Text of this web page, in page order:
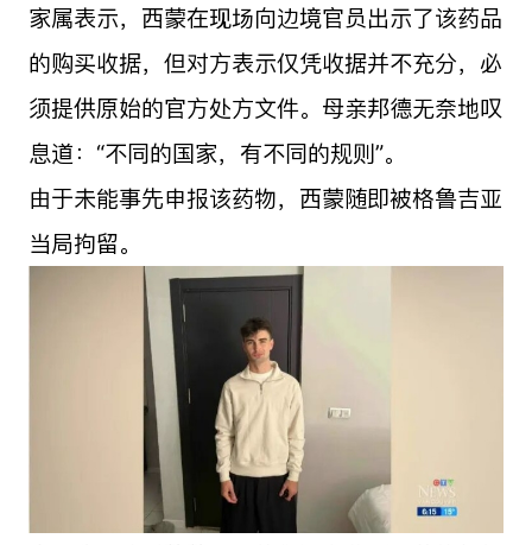
家属表示，西蒙在现场向边境官员出示了该药品
的购买收据，但对方表示仅凭收据并不充分，必
须提供原始的官方处方文件。母亲邦德无奈地叹
息道：“不同的国家，有不同的规则”。
由于未能事先申报该药物，西蒙随即被格鲁吉亚
当局拘留。